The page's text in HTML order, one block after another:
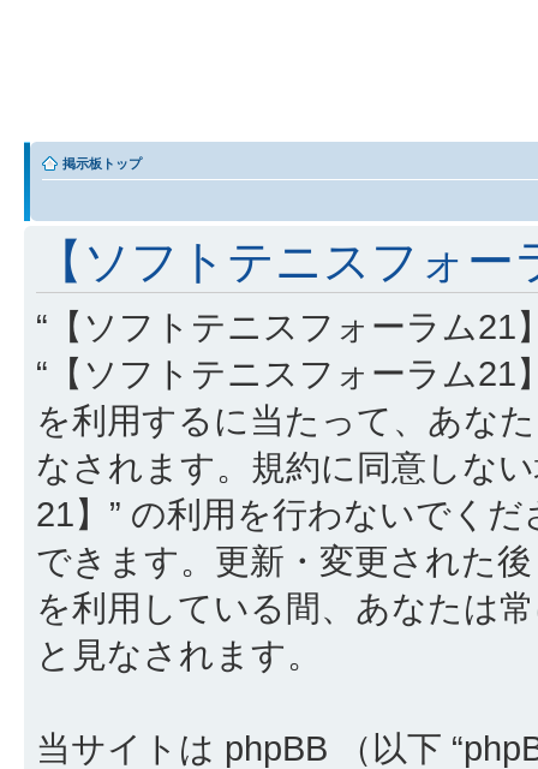
掲示板トップ
【ソフトテニスフォ
“【ソフトテニスフォーラム21
“【ソフトテニスフォーラム21
を利用するに当たって、あな
なされます。規約に同意しな
21】” の利用を行わないでく
できます。更新・変更された
を利用している間、あなたは
と見なされます。
当サイトは phpBB （以下